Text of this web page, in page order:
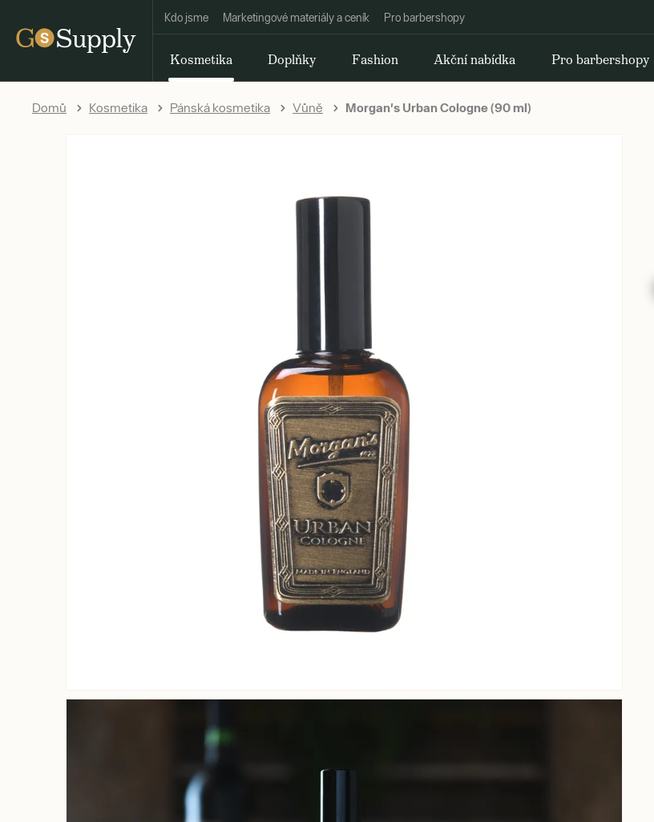
Kdo jsme Marketingové materiály a ceník Pro barbershopy
Kosmetika Doplňky Fashion Akční nabídka Pro barbershopy
Domů Kosmetika Pánská kosmetika Vůně Morgan's Urban Cologne (90 ml)